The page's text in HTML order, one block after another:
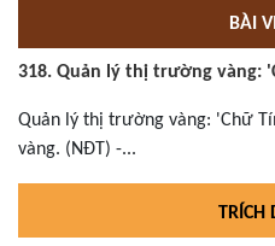
BÀI
318. Quản lý thị trường vàng:
Quản lý thị trường vàng: 'Chữ
vàng. (NĐT) -...
TRÍCH